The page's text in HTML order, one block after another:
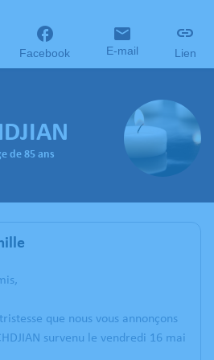
Facebook E-mail Lien
de 85 ans
que nous vous annonçons
survenu le vendredi 16 mai